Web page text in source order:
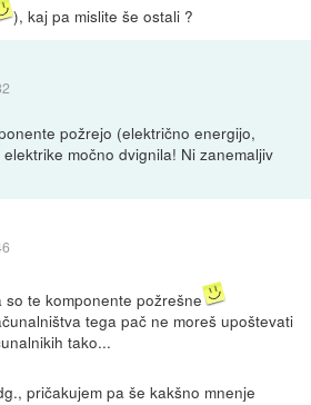
), kaj pa mislite še ostali ?
požrejo (električno energijo,
močno dvignila! Ni zanemaljiv
te komponente požrešne
tega pač ne moreš upoštevati
tako...
pričakujem pa še kakšno mnenje